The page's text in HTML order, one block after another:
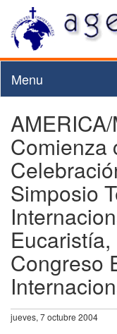
Menu
Comienza
Simposio
Congreso
jueves, 7 octubre 2004